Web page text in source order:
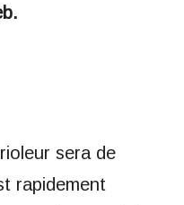
sera de
rapidement